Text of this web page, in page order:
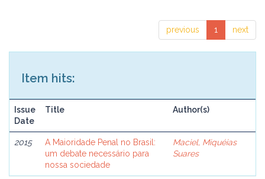
previous 1 next
Item hits:
Issue
Date
Title Author(s)
2015
A Maioridade Penal no Brasil:
um debate necessário para
nossa sociedade
Maciel, Miquéias
Suares